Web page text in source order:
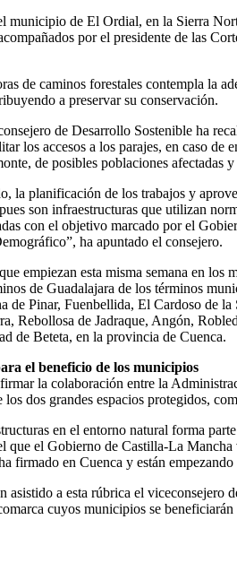
municipio de El Ordial, en la Sierra
por el presidente de las
de caminos forestales contempla la
a preservar su conservación.
de Desarrollo Sostenible ha
los accesos a los parajes, en caso
de posibles poblaciones
la planificación de los trabajos y
son infraestructuras que utilizan
con el objetivo marcado por el
ha apuntado el consejero.
empiezan esta misma semana en
de Guadalajara de los términos
de Pinar, Fuenbellida, El Cardoso de
Rebollosa de Jadraque, Angón,
de Beteta, en la provincia de Cuenca.
el beneficio de los municipios
la colaboración entre la
dos grandes espacios protegidos,
en el entorno natural forma
que el Gobierno de Castilla-La
firmado en Cuenca y están
asistido a esta rúbrica el
cuyos municipios se beneficiarán